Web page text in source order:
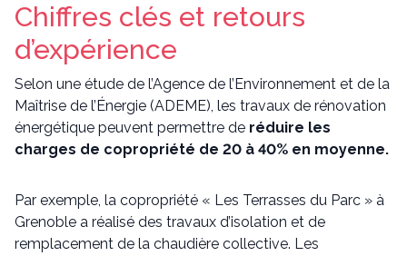
Chiffres clés et retours
d’expérience
Selon une étude de l’Agence de l’Environnement et de la
Maîtrise de l’Énergie (ADEME), les travaux de rénovation
énergétique peuvent permettre de réduire les
charges de copropriété de 20 à 40% en moyenne.
Par exemple, la copropriété « Les Terrasses du Parc » à
Grenoble a réalisé des travaux d’isolation et de
remplacement de la chaudière collective. Les